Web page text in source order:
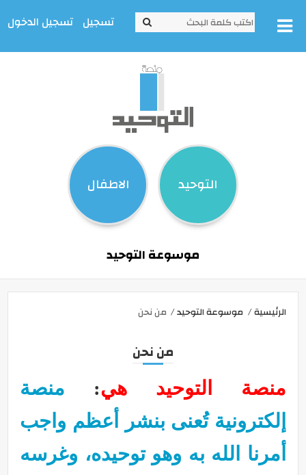
تسجيل تسجيل الدخول
التوحيد الاطفال
موسوعة التوحيد
الرئيسية موسوعة التوحيد من نحن
من نحن
منصة التوحيد هي: منصة
إلكترونية تُعنى بنشر أعظم واجب
أمرنا الله به وهو توحيده، وغرسه